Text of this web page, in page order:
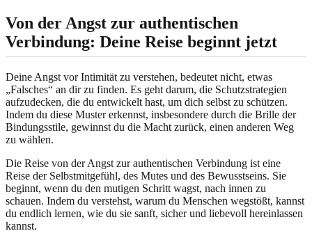
Von der Angst zur authentischen
Verbindung: Deine Reise beginnt jetzt
Deine Angst vor Intimität zu verstehen, bedeutet nicht, etwas
„Falsches“ an dir zu finden. Es geht darum, die Schutzstrategien
aufzudecken, die du entwickelt hast, um dich selbst zu schützen.
Indem du diese Muster erkennst, insbesondere durch die Brille der
Bindungsstile, gewinnst du die Macht zurück, einen anderen Weg
zu wählen.
Die Reise von der Angst zur authentischen Verbindung ist eine
Reise der Selbstmitgefühl, des Mutes und des Bewusstseins. Sie
beginnt, wenn du den mutigen Schritt wagst, nach innen zu
schauen. Indem du verstehst, warum du Menschen wegstößt, kannst
du endlich lernen, wie du sie sanft, sicher und liebevoll hereinlassen
kannst.